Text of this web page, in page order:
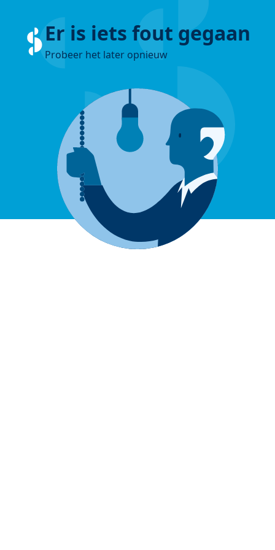
Er is iets fout gegaan
Probeer het later opnieuw